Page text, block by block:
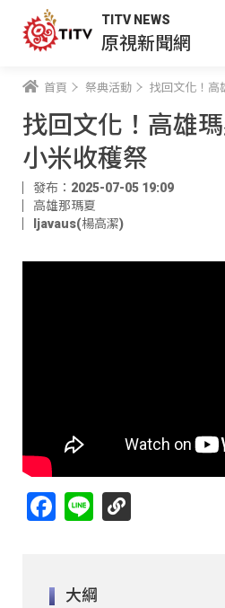
TITV NEWS
原視新聞網
首頁 祭典活動 找回文化！高
找回文化！高雄
小米收穫祭
發布：2025-07-05 19:09
高雄那瑪夏
ljavaus(楊高潔)
Facebook
Line
大綱